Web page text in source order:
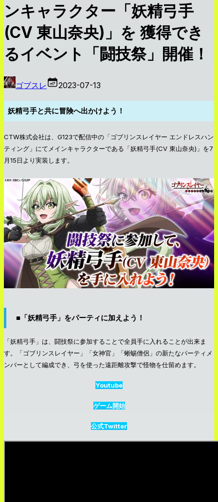
ンキャラクター「妖精弓手
(CV 東山奈央)」を 獲得でき
るイベント「闘技祭」開催！
ゴブスレ 2023-07-13
妖精弓手と共に冒険へ出かけよう！
CTW株式会社は、G123で配信中の「ゴブリンスレイヤー エンドレスハン
ティング」にてメインキャラクターである「妖精弓手(CV 東山奈央)」を7
月15日より実装します。
■「妖精弓手」をパーティに加えよう！
「妖精弓手」は、闘技祭に参加することで全員手に入れることが出来ま
す。「ゴブリンスレイヤー」「女神官」「蜥蜴僧侶」の新たなパーティメ
ンバーとして編成でき、弓を使った遠距離攻撃で怪物を仕留めます。
Youtube
ゲーム開始
公式Twitter